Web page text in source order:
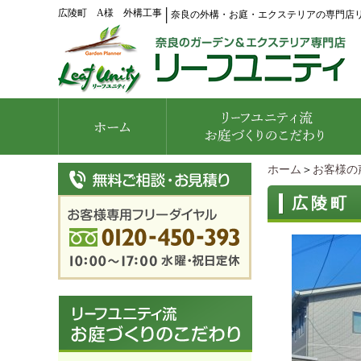
広陵町 A様 外構工事 奈良の外構・お庭・エクステリアの専門店
ホーム ＞ お客様の
広陵